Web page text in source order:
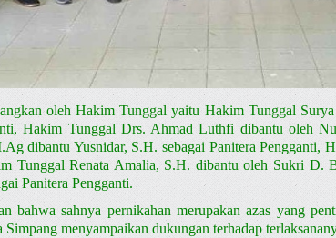
oleh Hakim Tunggal yaitu Hakim Tunggal
Hakim Tunggal Drs. Ahmad Luthfi dibantu oleh
dibantu Yusnidar, S.H. sebagai Panitera Pengganti,
Tunggal Renata Amalia, S.H. dibantu oleh Sukri
Panitera Pengganti.
bahwa sahnya pernikahan merupakan azas yang
menyampaikan dukungan terhadap